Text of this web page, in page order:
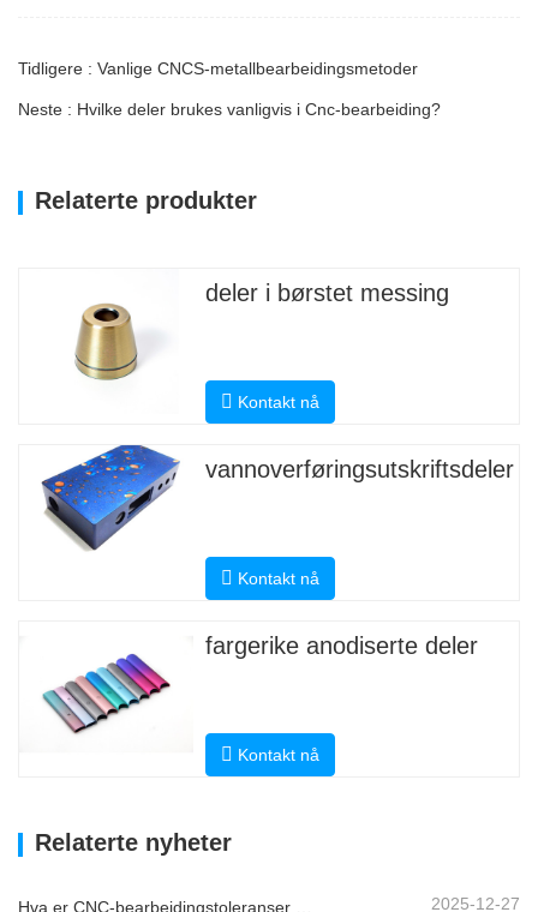
Tidligere : Vanlige CNCS-metallbearbeidingsmetoder
Neste : Hvilke deler brukes vanligvis i Cnc-bearbeiding?
Relaterte produkter
deler i børstet messing
Kontakt nå
vannoverføringsutskriftsdeler
Kontakt nå
fargerike anodiserte deler
Kontakt nå
Relaterte nyheter
2025-12-27